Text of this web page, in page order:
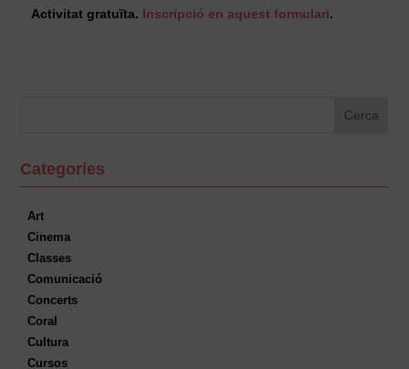
Activitat gratuïta. Inscripció en aquest formulari.
Categories
Art
Cinema
Classes
Comunicació
Concerts
Coral
Cultura
Cursos